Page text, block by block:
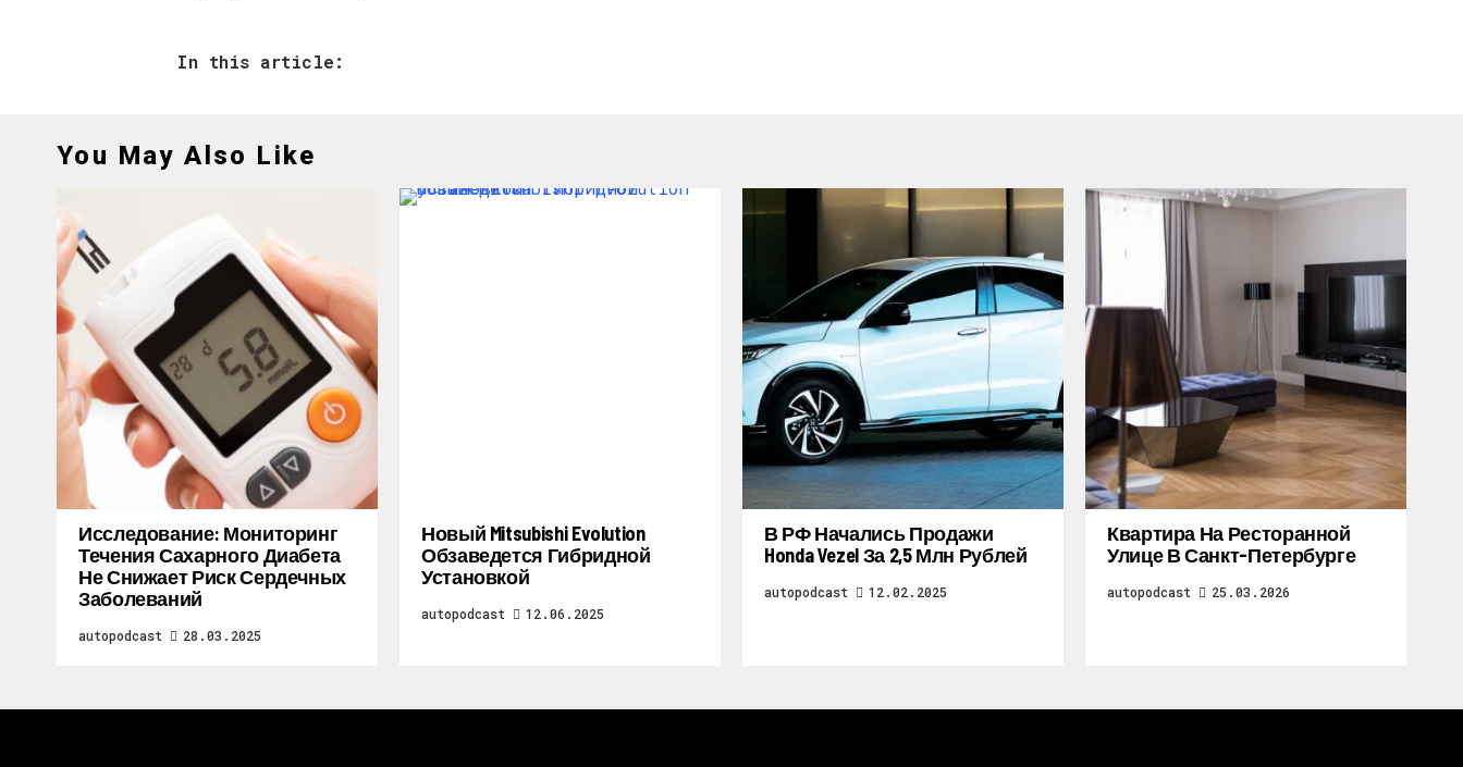
In this article:
You May Also Like
Исследование: Мониторинг
Течения Сахарного Диабета
Не Снижает Риск Сердечных
Заболеваний
autopodcast 28.03.2025
Новый Mitsubishi Evolution
Обзаведется Гибридной
Установкой
autopodcast 12.06.2025
В РФ Начались Продажи
Honda Vezel За 2,5 Млн Рублей
autopodcast 12.02.2025
Квартира На Ресторанной
Улице В Санкт-Петербурге
autopodcast 25.03.2026